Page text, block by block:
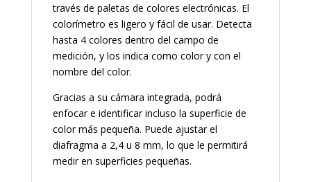
través de paletas de colores electrónicas. El
colorímetro es ligero y fácil de usar. Detecta
hasta 4 colores dentro del campo de
medición, y los indica como color y con el
nombre del color.
Gracias a su cámara integrada, podrá
enfocar e identificar incluso la superficie de
color más pequeña. Puede ajustar el
diafragma a 2,4 u 8 mm, lo que le permitirá
medir en superficies pequeñas.